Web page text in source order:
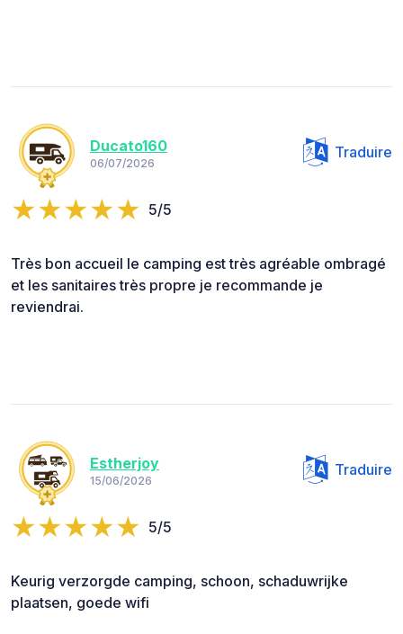
Ducato160
06/07/2026
Traduire
5/5
Très bon accueil le camping est très agréable ombragé
et les sanitaires très propre je recommande je
reviendrai.
Estherjoy
15/06/2026
Traduire
5/5
Keurig verzorgde camping, schoon, schaduwrijke
plaatsen, goede wifi